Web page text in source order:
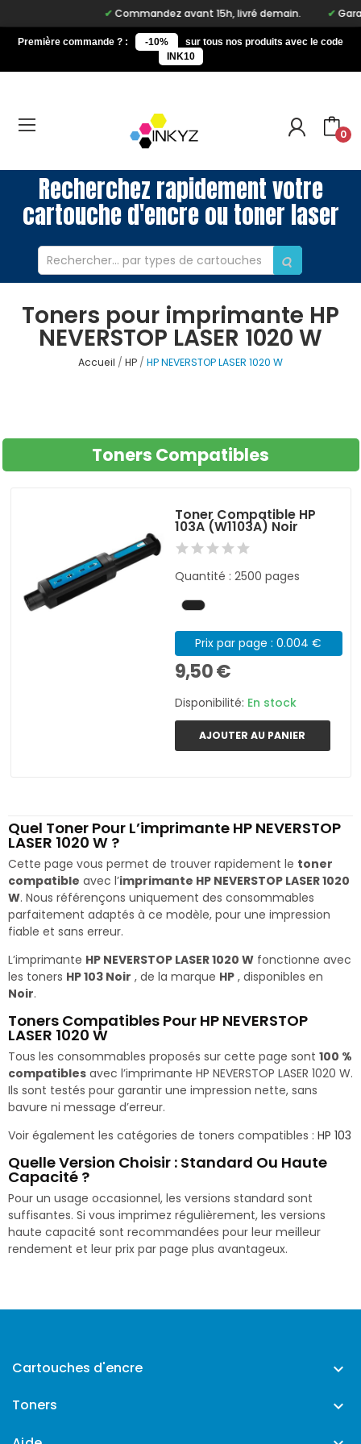
Commandez avant 15h, livré demain.
Première commande ? : -10%
sur tous nos produits avec le code
INK10
0
Recherchez rapidement votre
cartouche d'encre ou toner laser
Toners pour imprimante HP
NEVERSTOP LASER 1020 W
Accueil HP HP NEVERSTOP LASER 1020 W
Toners Compatibles
Toner Compatible HP
103A (W1103A) Noir
Quantité : 2500 pages
Prix par page : 0.004 €
9,50 €
Disponibilité: En stock
AJOUTER AU PANIER
Quel Toner Pour L’imprimante HP NEVERSTOP
LASER 1020 W ?
Cette page vous permet de trouver rapidement le toner
compatible avec l’imprimante HP NEVERSTOP LASER 1020
W. Nous référençons uniquement des consommables
parfaitement adaptés à ce modèle, pour une impression
fiable et sans erreur.
L’imprimante HP NEVERSTOP LASER 1020 W fonctionne avec
les toners HP 103 Noir , de la marque HP , disponibles en
Noir.
Toners Compatibles Pour HP NEVERSTOP
LASER 1020 W
Tous les consommables proposés sur cette page sont 100 %
compatibles avec l’imprimante HP NEVERSTOP LASER 1020 W.
Ils sont testés pour garantir une impression nette, sans
bavure ni message d’erreur.
Voir également les catégories de toners compatibles : HP 103
Quelle Version Choisir : Standard Ou Haute
Capacité ?
Pour un usage occasionnel, les versions standard sont
suffisantes. Si vous imprimez régulièrement, les versions
haute capacité sont recommandées pour leur meilleur
rendement et leur prix par page plus avantageux.
Cartouches d'encre 
Toners 